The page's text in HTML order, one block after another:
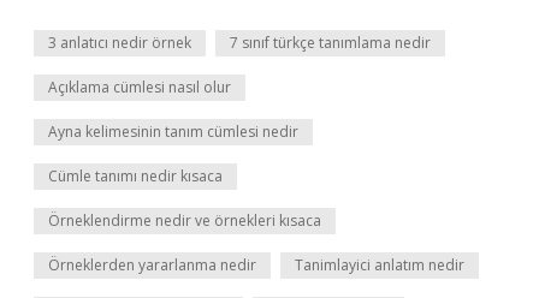
3 anlatıcı nedir örnek 7 sınıf türkçe tanımlama nedir
Açıklama cümlesi nasıl olur
Ayna kelimesinin tanım cümlesi nedir
Cümle tanımı nedir kısaca
Örneklendirme nedir ve örnekleri kısaca
Örneklerden yararlanma nedir Tanimlayici anlatım nedir